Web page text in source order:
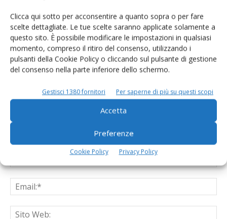
Clicca qui sotto per acconsentire a quanto sopra o per fare
scelte dettagliate. Le tue scelte saranno applicate solamente a
questo sito. È possibile modificare le impostazioni in qualsiasi
momento, compreso il ritiro del consenso, utilizzando i
pulsanti della Cookie Policy o cliccando sul pulsante di gestione
del consenso nella parte inferiore dello schermo.
Gestisci 1380 fornitori Per saperne di più su questi scopi
Accetta
Preferenze
Cookie Policy Privacy Policy
LASCIA UN COMMENTO